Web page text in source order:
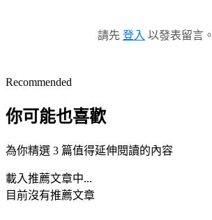
請先 登入 以發表留言。
Recommended
你可能也喜歡
為你精選 3 篇值得延伸閱讀的內容
載入推薦文章中...
目前沒有推薦文章